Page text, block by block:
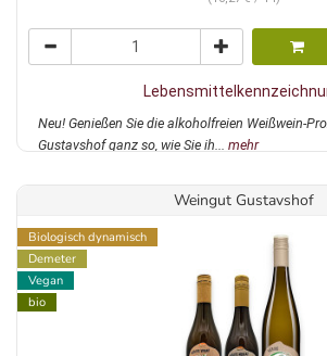
Neu! Genießen Sie die alkoholfreien Weißwein-
Gustavshof ganz so, wie Sie ih... mehr
Weingut Gustavshof
Biologisch dynamisch
Demeter
Vegan
bio